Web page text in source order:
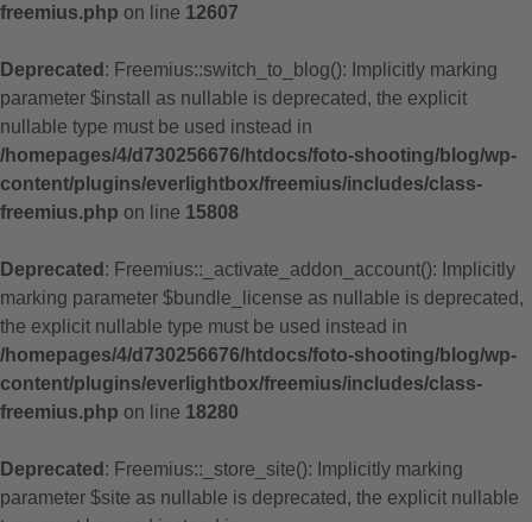
freemius.php on line 12607
Deprecated : Freemius::switch_to_blog(): Implicitly marking
parameter $install as nullable is deprecated, the explicit
nullable type must be used instead in
/homepages/4/d730256676/htdocs/foto-shooting/blog/wp-
content/plugins/everlightbox/freemius/includes/class-
freemius.php on line 15808
Deprecated : Freemius::_activate_addon_account(): Implicitly
marking parameter $bundle_license as nullable is deprecated,
the explicit nullable type must be used instead in
/homepages/4/d730256676/htdocs/foto-shooting/blog/wp-
content/plugins/everlightbox/freemius/includes/class-
freemius.php on line 18280
Deprecated : Freemius::_store_site(): Implicitly marking
parameter $site as nullable is deprecated, the explicit nullable